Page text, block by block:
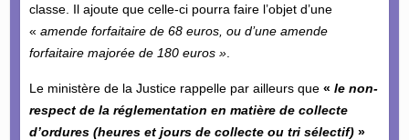
classe. Il ajoute que celle-ci pourra faire l’objet d’une
« amende forfaitaire de 68 euros, ou d’une amende
forfaitaire majorée de 180 euros ».
Le ministère de la Justice rappelle par ailleurs que« le non-
respect de la réglementation en matière de collecte
d’ordures (heures et jours de collecte ou tri sélectif)»